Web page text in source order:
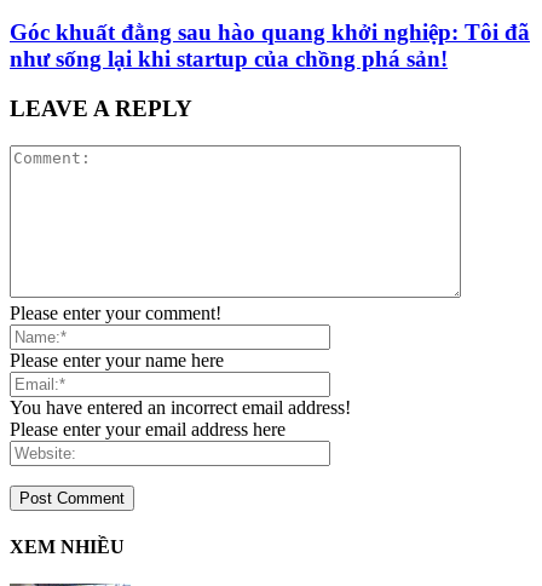
Góc khuất đằng sau hào quang khởi nghiệp: Tôi đã
như sống lại khi startup của chồng phá sản!
LEAVE A REPLY
Please enter your comment!
Please enter your name here
You have entered an incorrect email address!
Please enter your email address here
XEM NHIỀU